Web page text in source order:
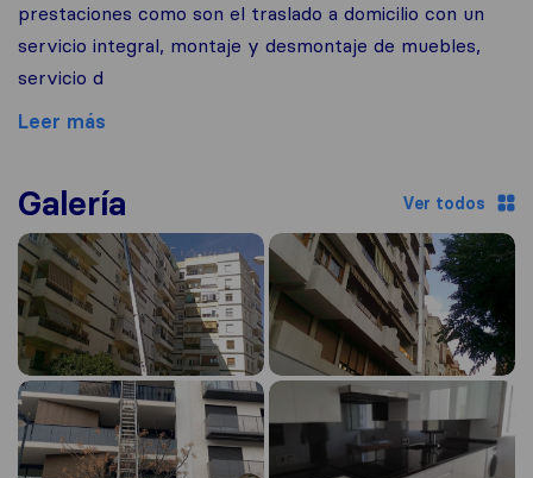
prestaciones como son el traslado a domicilio con un
servicio integral, montaje y desmontaje de muebles,
servicio d
Leer más
Galería Ver todos